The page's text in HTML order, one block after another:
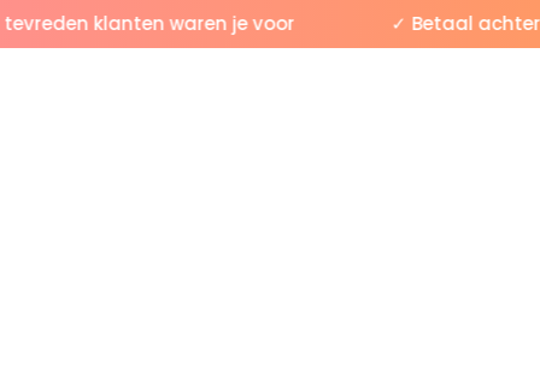
klanten waren je voor ✓ Betaal achteraf